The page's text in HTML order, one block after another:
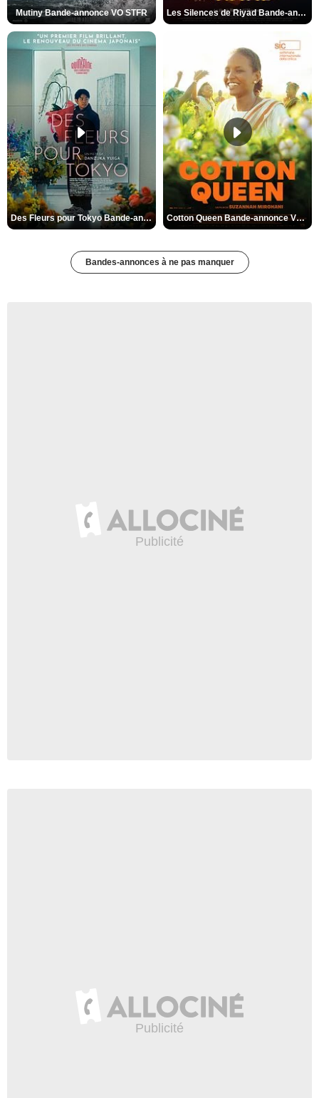
Mutiny Bande-annonce VO STFR Les Silences de Riyad Bande-annonce VO STFR
Des Fleurs pour Tokyo Bande-annonce VO STFR Cotton Queen Bande-annonce VO STFR
Bandes-annonces à ne pas manquer